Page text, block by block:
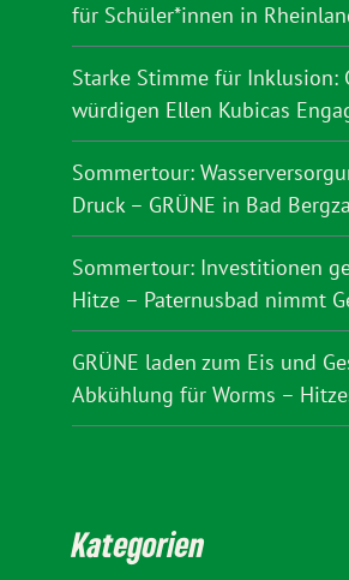
für Schüler*innen in
Starke Stimme für Inklusion:
würdigen Ellen Kubicas
Sommertour:
Druck – GRÜNE in Bad
Sommertour: Investitionen
Hitze – Paternusbad nimmt
GRÜNE laden zum Eis und
Abkühlung für Worms –
Kategorien